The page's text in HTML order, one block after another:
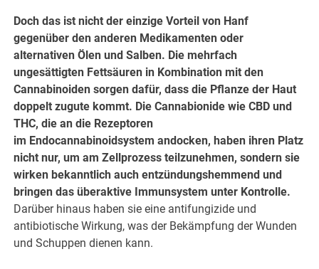
Doch das ist nicht der einzige Vorteil von Hanf
gegenüber den anderen Medikamenten oder
alternativen Ölen und Salben. Die mehrfach
ungesättigten Fettsäuren in Kombination mit den
Cannabinoiden sorgen dafür, dass die Pflanze der Haut
doppelt zugute kommt. Die Cannabionide wie CBD und
THC, die an die Rezeptoren
im Endocannabinoidsystem andocken, haben ihren Platz
nicht nur, um am Zellprozess teilzunehmen, sondern sie
wirken bekanntlich auch entzündungshemmend und
bringen das überaktive Immunsystem unter Kontrolle.
Darüber hinaus haben sie eine antifungizide und
antibiotische Wirkung, was der Bekämpfung der Wunden
und Schuppen dienen kann.